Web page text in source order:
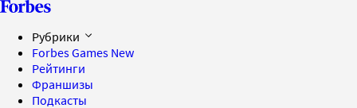
Рубрики
Forbes Games New
Рейтинги
Франшизы
Подкасты